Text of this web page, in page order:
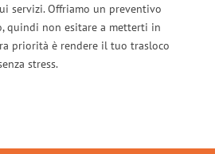
servizi. Offriamo un preventivo
quindi non esitare a metterti in
priorità è rendere il tuo trasloco
stress.